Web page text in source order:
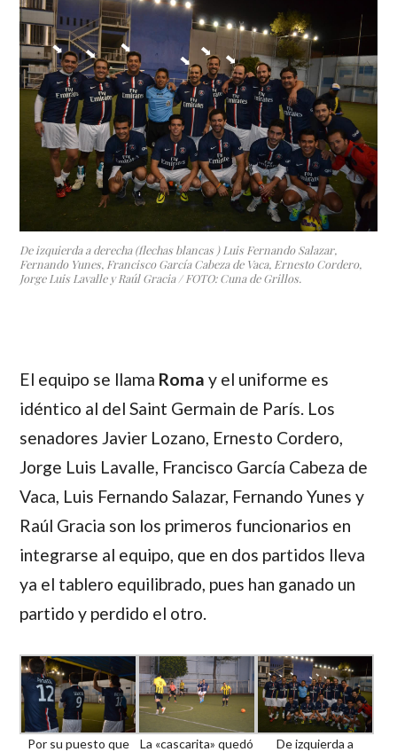
De izquierda a derecha (flechas blancas ) Luis Fernando Salazar,
Fernando Yunes, Francisco García Cabeza de Vaca, Ernesto Cordero,
Jorge Luis Lavalle y Raúl Gracia / FOTO: Cuna de Grillos.
El equipo se llama Roma y el uniforme es
idéntico al del Saint Germain de París. Los
senadores Javier Lozano, Ernesto Cordero,
Jorge Luis Lavalle, Francisco García Cabeza de
Vaca, Luis Fernando Salazar, Fernando Yunes y
Raúl Gracia son los primeros funcionarios en
integrarse al equipo, que en dos partidos lleva
ya el tablero equilibrado, pues han ganado un
partido y perdido el otro.
Por su puesto que
La «cascarita» quedó
De izquierda a